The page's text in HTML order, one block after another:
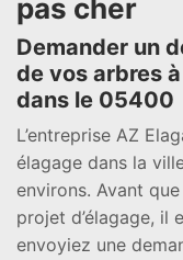
pas cher
Demander un
de vos arbres
dans le 05400
L’entreprise AZ
élagage dans la
environs. Avant
projet d’élagage, il
envoyiez une